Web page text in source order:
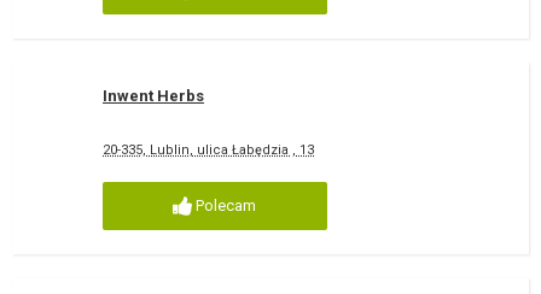
Inwent Herbs
20-335, Lublin, ulica Łabędzia , 13
Polecam